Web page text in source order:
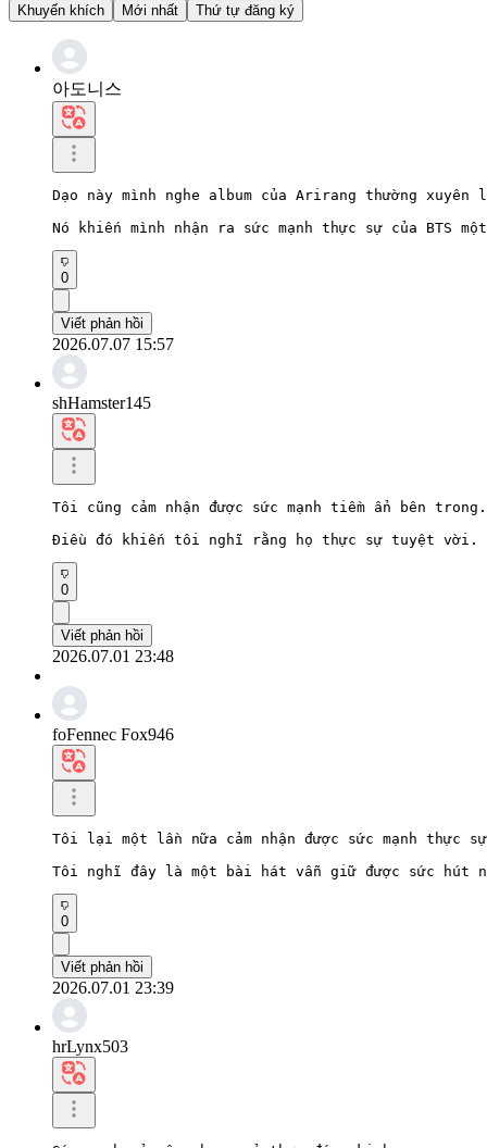
Khuyến khích
Mới nhất Thứ tự đăng ký
아도니스
Dạo này mình nghe album của Arirang thường xuyên
Nó khiến mình nhận ra sức mạnh thực sự của BTS
0
Viết phản hồi
2026.07.07 15:57
shHamster145
Tôi cũng cảm nhận được sức mạnh tiềm ẩn bên trong.
Điều đó khiến tôi nghĩ rằng họ thực sự tuyệt vời.
0
Viết phản hồi
2026.07.01 23:48
foFennec Fox946
Tôi lại một lần nữa cảm nhận được sức mạnh thực
Tôi nghĩ đây là một bài hát vẫn giữ được sức hút
0
Viết phản hồi
2026.07.01 23:39
hrLynx503